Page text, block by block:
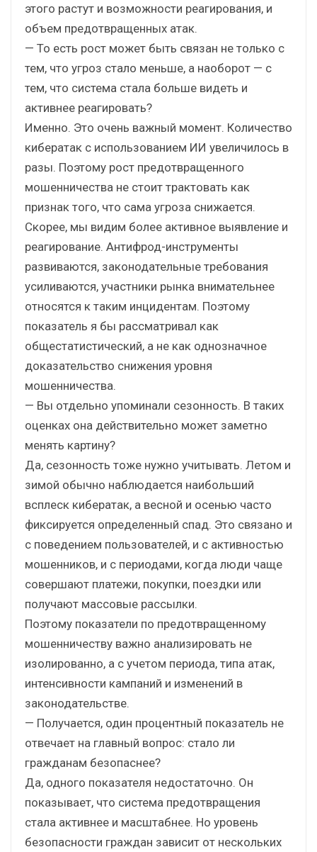
этого растут и возможности реагирования, и
объем предотвращенных атак.
— То есть рост может быть связан не только с
тем, что угроз стало меньше, а наоборот — с
тем, что система стала больше видеть и
активнее реагировать?
Именно. Это очень важный момент. Количество
кибератак с использованием ИИ увеличилось в
разы. Поэтому рост предотвращенного
мошенничества не стоит трактовать как
признак того, что сама угроза снижается.
Скорее, мы видим более активное выявление и
реагирование. Антифрод-инструменты
развиваются, законодательные требования
усиливаются, участники рынка внимательнее
относятся к таким инцидентам. Поэтому
показатель я бы рассматривал как
общестатистический, а не как однозначное
доказательство снижения уровня
мошенничества.
— Вы отдельно упоминали сезонность. В таких
оценках она действительно может заметно
менять картину?
Да, сезонность тоже нужно учитывать. Летом и
зимой обычно наблюдается наибольший
всплеск кибератак, а весной и осенью часто
фиксируется определенный спад. Это связано и
с поведением пользователей, и с активностью
мошенников, и с периодами, когда люди чаще
совершают платежи, покупки, поездки или
получают массовые рассылки.
Поэтому показатели по предотвращенному
мошенничеству важно анализировать не
изолированно, а с учетом периода, типа атак,
интенсивности кампаний и изменений в
законодательстве.
— Получается, один процентный показатель не
отвечает на главный вопрос: стало ли
гражданам безопаснее?
Да, одного показателя недостаточно. Он
показывает, что система предотвращения
стала активнее и масштабнее. Но уровень
безопасности граждан зависит от нескольких